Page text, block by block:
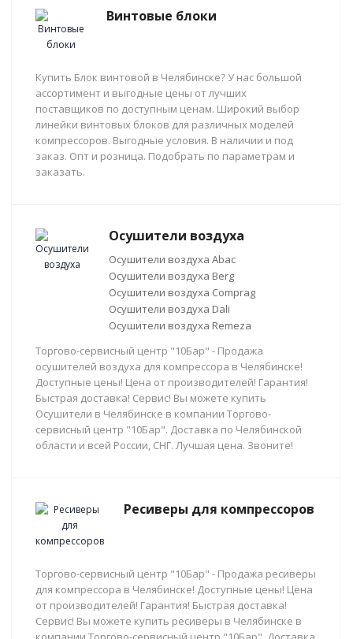
Винтовые блоки
Купить Блок винтовой в Челябинске? У нас большой
ассортимент и выгодные цены от лучших
поставщиков по доступным ценам. Широкий выбор
линейки винтовых блоков для различных моделей
компрессоров. Выгодные условия. В наличии и под
заказ. Опт и розница. Подобрать по параметрам и
заказать.
Осушители воздуха
Осушители воздуха Abac
Осушители воздуха Berg
Осушители воздуха Comprag
Осушители воздуха Dali
Осушители воздуха Remeza
Торгово-сервисный центр "10Бар" - Продажа
осушителей воздуха для компрессора в Челябинске!
Доступные цены! Цена от производителей! Гарантия!
Быстрая доставка! Сервис! Вы можете купить
Осушители в Челябинске в компании Торгово-
сервисный центр "10Бар". Доставка по Челябинской
области и всей России, СНГ. Лучшая цена. Звоните!
Ресиверы для компрессоров
Торгово-сервисный центр "10Бар" - Продажа ресиверы
для компрессора в Челябинске! Доступные цены! Цена
от производителей! Гарантия! Быстрая доставка!
Сервис! Вы можете купить ресиверы в Челябинске в